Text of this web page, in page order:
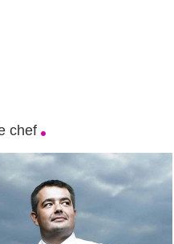
chef